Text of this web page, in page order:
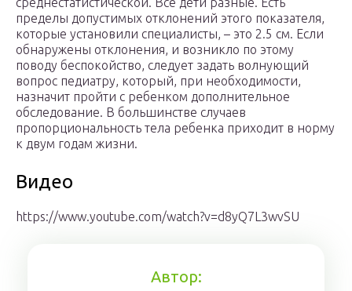
пределы допустимых отклонений этого показателя,
которые установили специалисты, – это 2.5 см. Если
обнаружены отклонения, и возникло по этому
поводу беспокойство, следует задать волнующий
вопрос педиатру, который, при необходимости,
назначит пройти с ребенком дополнительное
обследование. В большинстве случаев
пропорциональность тела ребенка приходит в норму
к двум годам жизни.
Видео
https://www.youtube.com/watch?v=d8yQ7L3wvSU
Автор: